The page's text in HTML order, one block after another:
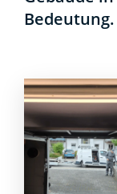
Bedeu­tung.